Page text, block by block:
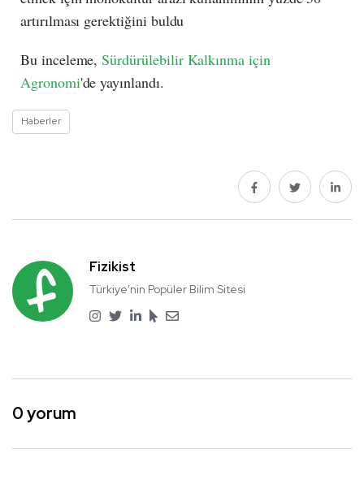
artırılması gerektiğini buldu
Bu inceleme,Sürdürülebilir Kalkınma için
Agronomi'de yayınlandı.
Haberler
Fizikist
Türkiye'nin Popüler Bilim Sitesi
0 yorum